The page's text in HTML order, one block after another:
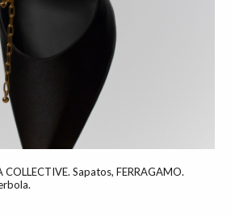
Sapatos, FERRAGAMO.